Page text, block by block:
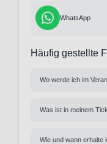
WhatsApp
Häufig gestellte
Wo werde ich im
Was ist in meinem
Wie und wann erhalte